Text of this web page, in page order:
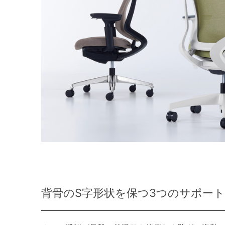
背骨のS字形状を保つ3つのサポー